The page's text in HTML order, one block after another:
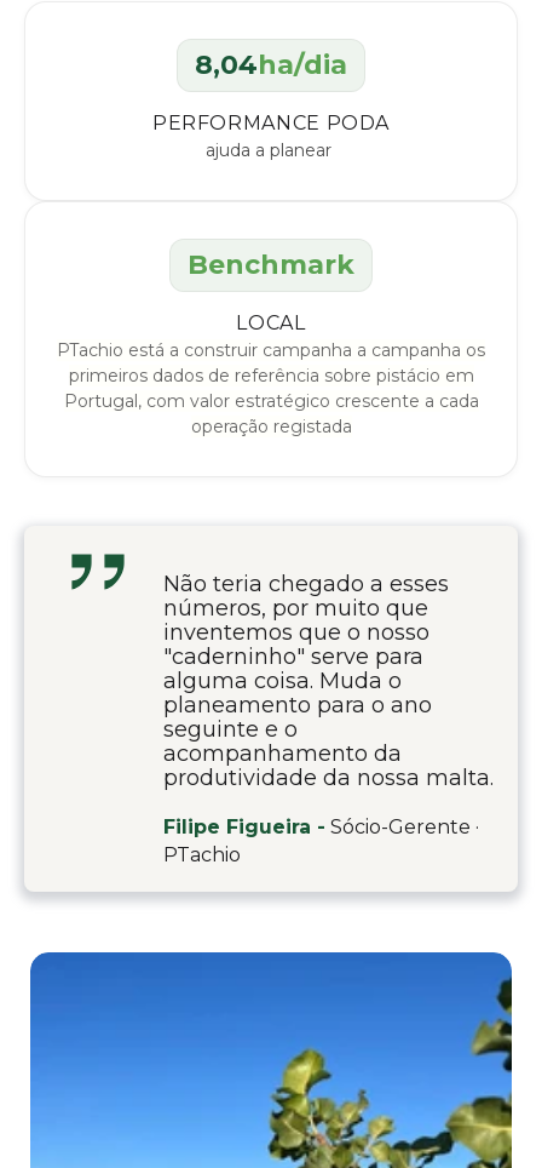
8,04ha/dia
PERFORMANCE PODA
ajuda a planear
Benchmark
LOCAL
PTachio está a construir campanha a campanha os
primeiros dados de referência sobre pistácio em
Portugal, com valor estratégico crescente a cada
operação registada
Não teria chegado a esses
números, por muito que
inventemos que o nosso
"caderninho" serve para
alguma coisa. Muda o
planeamento para o ano
seguinte e o
acompanhamento da
produtividade da nossa malta.
Filipe Figueira - Sócio-Gerente ·
PTachio